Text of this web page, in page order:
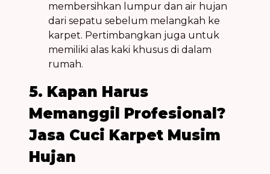
membersihkan lumpur dan air hujan
dari sepatu sebelum melangkah ke
karpet. Pertimbangkan juga untuk
memiliki alas kaki khusus di dalam
rumah.
5. Kapan Harus
Memanggil Profesional?
Jasa Cuci Karpet Musim
Hujan